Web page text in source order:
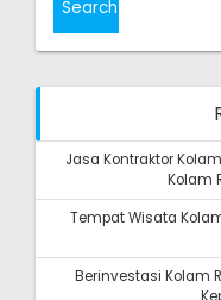
Jasa Kontraktor
Kolam
Tempat Wisata
Berinvestasi Kolam